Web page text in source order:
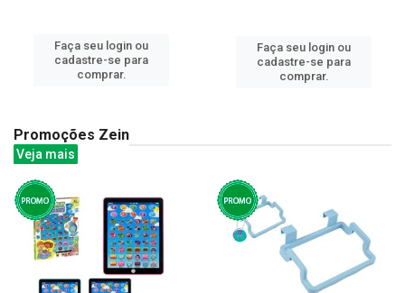
Faça seu login ou
cadastre-se para
comprar.
Faça seu login ou
cadastre-se para
comprar.
Promoções Zein
Veja mais